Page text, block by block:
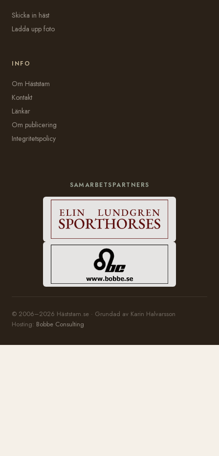
Skicka in häst
Ladda upp foto
INFO
Om Häststam
Kontakt
Länkar
Om publicering
Integritetspolicy
SAMARBETSPARTNERS
© 2006–2026 Häststam.se · Grundad av Karin Halvarsson
Hosting: Bobbe Consulting